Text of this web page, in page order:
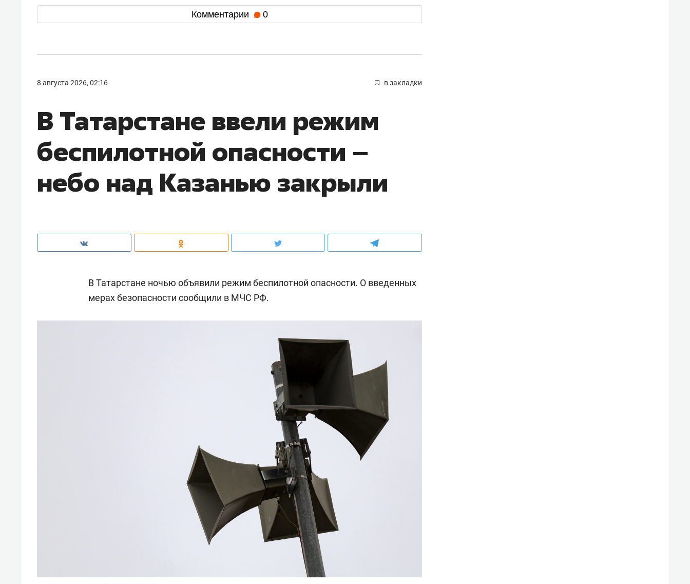
Комментарии 0
8 августа 2026, 02:16 в закладки
В Татарстане ввели режим
беспилотной опасности –
небо над Казанью закрыли
В Татарстане ночью объявили режим беспилотной опасности. О введенных
мерах безопасности сообщили в МЧС РФ.